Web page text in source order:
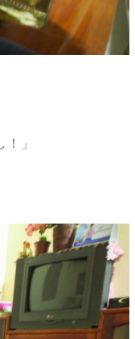
」